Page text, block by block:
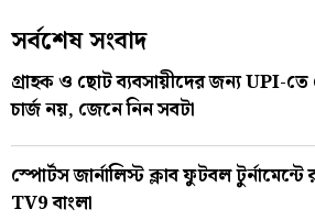
সর্বশেষ সংবাদ
গ্রাহক ও ছোট ব্যবসায়ীদের জন্য UPI-
চার্জ নয়, জেনে নিন সবটা
স্পোর্টস জার্নালিস্ট ক্লাব ফুটবল টুর্নামেন্টে
TV9 বাংলা